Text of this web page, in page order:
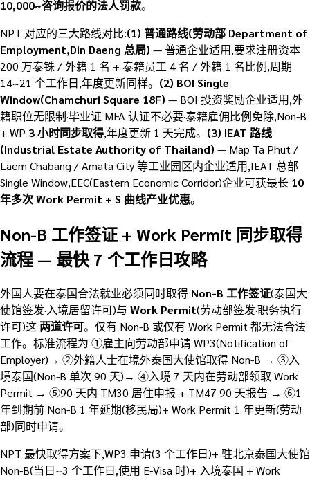
10,000~咨询报价的法人罚款。
NPT 对应的三大路线对比:(1) 普通路线(劳动部 Department of
Employment,Din Daeng 总局) — 普通企业适用,要求注册资本
200 万泰铢 / 外籍 1 名 + 泰籍员工 4 名 / 外籍 1 名比例,周期
14~21 个工作日,年度更新同样。 (2) BOI Single
Window(Chamchuri Square 18F) — BOI 投资奖励企业适用,外
籍职位无限制·毕业证 MFA 认证不必要·泰籍雇佣比例免除,Non-B
+ WP 3 小时同步取得,年度更新 1 天完成。 (3) IEAT 路线
(Industrial Estate Authority of Thailand) — Map Ta Phut /
Laem Chabang / Amata City 等工业园区内企业适用,IEAT 总部
Single Window,EEC(Eastern Economic Corridor)企业可获最长 10
年多次 Work Permit + S 曲线产业优惠。
Non-B 工作签证 + Work Permit 同步取得
流程 — 最快 7 个工作日攻略
外国人要在泰国合法就业必须同时取得 Non-B 工作签证(泰国大
使馆签发·入境居留许可)与 Work Permit(劳动部签发·职务执行
许可)这 两道许可。仅有 Non-B 或仅有 Work Permit 都无法合法
工作。标准流程为 ①雇主向劳动部申请 WP3(Notification of
Employer)→ ②外籍人士在境外泰国大使馆取得 Non-B → ③入
境泰国(Non-B 单次 90 天)→ ④入境 7 天内在劳动部领取 Work
Permit → ⑤90 天内 TM30 居住申报 + TM47 90 天报告 → ⑥1
年到期前 Non-B 1 年延期(移民局)+ Work Permit 1 年更新(劳动
部)同时申请。
NPT 最快取得方案下,WP3 申请(3 个工作日)+ 驻北京泰国大使馆
Non-B(当日~3 个工作日,使用 E-Visa 时)+ 入境泰国 + Work